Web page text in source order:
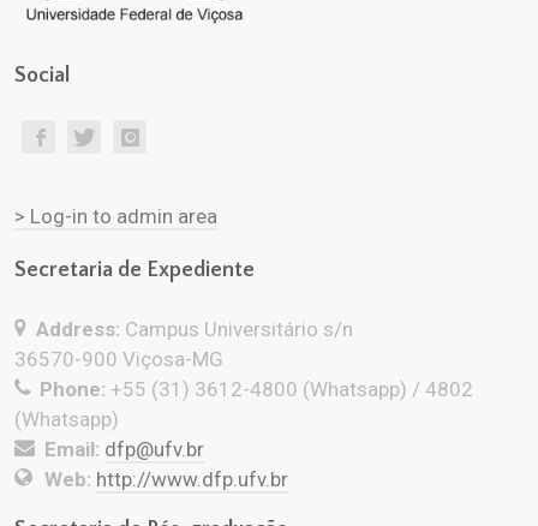
Social
> Log-in to admin area
Secretaria de Expediente
Address: Campus Universitário s/n
36570-900 Viçosa-MG
Phone: +55 (31) 3612-4800 (Whatsapp) / 4802
(Whatsapp)
Email: dfp@ufv.br
Web: http://www.dfp.ufv.br